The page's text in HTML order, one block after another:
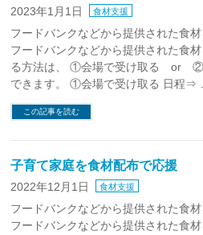
2023年1月1日 食材支援
フードバンクなどから提供された食
フードバンクなどから提供された食
る方法は、 ①会場で受け取る or ②
できます。 ①会場で受け取る 日程⇒
この記事を読む
子育て家庭を食材配布で応援
2022年12月1日 食材支援
フードバンクなどから提供された食
フードバンクなどから提供された食